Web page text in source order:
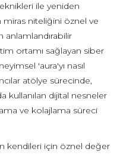
ile yeniden
miras niteliğini öznel ve
ortamı sağlayan siber
'aura'yı nasıl
atölye sürecinde,
kullanılan dijital nesneler
ve kolajlama süreci
kendileri için öznel değer